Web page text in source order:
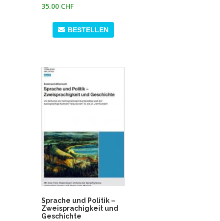
35.00 CHF
BESTELLEN
Sprache und Politik –
Zweisprachigkeit und
Geschichte